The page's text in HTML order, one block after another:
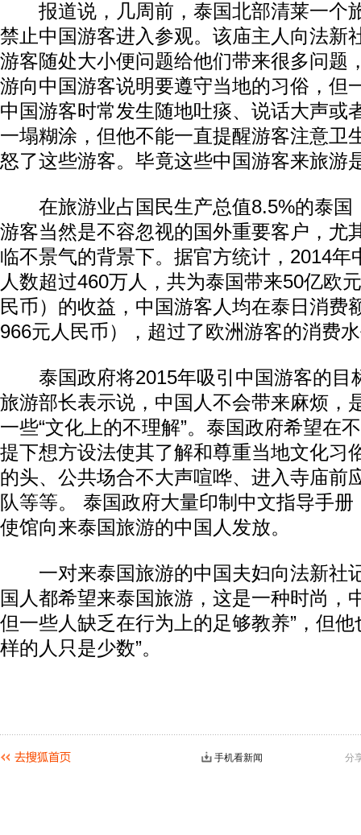
报道说，几周前，泰国北部清莱一个
禁止中国游客进入参观。该庙主人向法新
游客随处大小便问题给他们带来很多问题
游向中国游客说明要遵守当地的习俗，但
中国游客时常发生随地吐痰、说话大声或
一塌糊涂，但他不能一直提醒游客注意卫
怒了这些游客。毕竟这些中国游客来旅游
在旅游业占国民生产总值8.5%的泰国
游客当然是不容忽视的国外重要客户，尤
临不景气的背景下。据官方统计，2014年
人数超过460万人，共为泰国带来50亿欧
民币）的收益，中国游客人均在泰日消费
966元人民币），超过了欧洲游客的消费
泰国政府将2015年吸引中国游客的目
旅游部长表示说，中国人不会带来麻烦，
一些“文化上的不理解”。泰国政府希望在
提下想方设法使其了解和尊重当地文化习
的头、公共场合不大声喧哗、进入寺庙前
队等等。 泰国政府大量印制中文指导手
使馆向来泰国旅游的中国人发放。
一对来泰国旅游的中国夫妇向法新社
国人都希望来泰国旅游，这是一种时尚，
但一些人缺乏在行为上的足够教养”，但他
样的人只是少数”。
分
手机看新闻